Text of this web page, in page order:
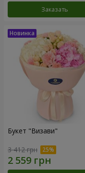
Заказать
Букет "Визави"
3 412 грн